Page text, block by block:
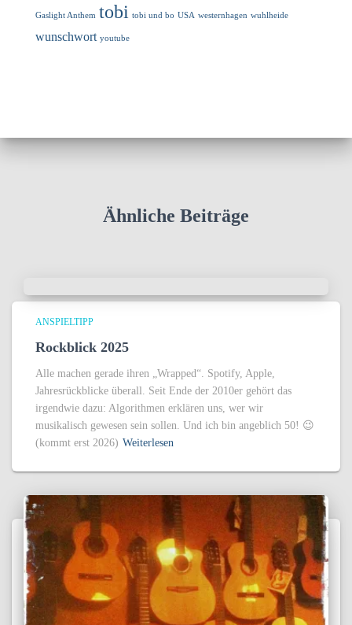
Gaslight Anthem tobi tobi und bo USA westernhagen wuhlheide
wunschwort youtube
Ähnliche Beiträge
ANSPIELTIPP
Rockblick 2025
Alle machen gerade ihren „Wrapped“. Spotify, Apple,
Jahresrückblicke überall. Seit Ende der 2010er gehört das
irgendwie dazu: Algorithmen erklären uns, wer wir
musikalisch gewesen sein sollen. Und ich bin angeblich 50! 😉
(kommt erst 2026) Weiterlesen